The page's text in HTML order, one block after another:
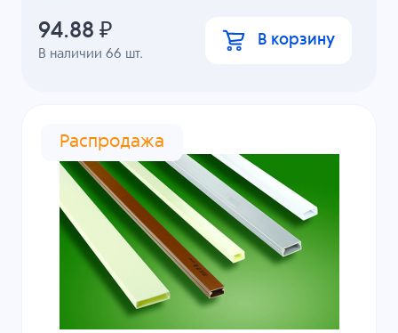
В наличии66 шт.
94.88 ₽ В корзину
Распродажа